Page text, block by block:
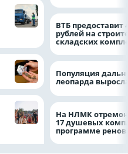
ВТБ предоставит
рублей на
складских
Популяция
леопарда
На НЛМК
17 душевых
программе